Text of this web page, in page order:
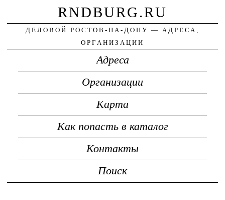
RNDBURG.RU
ДЕЛОВОЙ РОСТОВ-НА-ДОНУ — АДРЕСА,
ОРГАНИЗАЦИИ
Адреса
Организации
Карта
Как попасть в каталог
Контакты
Поиск